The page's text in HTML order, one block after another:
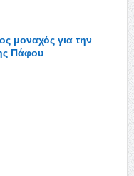
μοναχός για την
Πάφου